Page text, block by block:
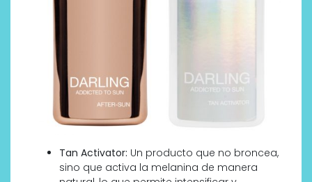
Tan Activator: Un producto que no broncea,
sino que activa la melanina de manera